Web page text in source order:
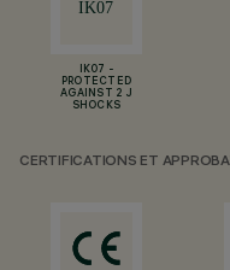
IK07 -
PROTECTED
AGAINST 2 J
SHOCKS
CERTIFICATIONS ET